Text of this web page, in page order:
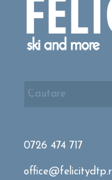
0726 474 717